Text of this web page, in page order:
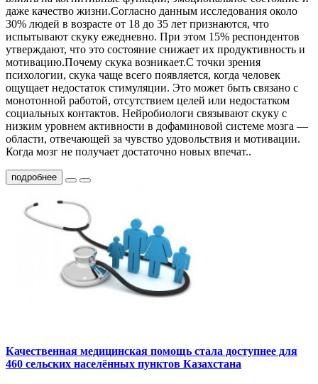
даже качество жизни.Согласно данным исследования около
30% людей в возрасте от 18 до 35 лет признаются, что
испытывают скуку ежедневно. При этом 15% респондентов
утверждают, что это состояние снижает их продуктивность и
мотивацию.Почему скука возникает.С точки зрения
психологии, скука чаще всего появляется, когда человек
ощущает недостаток стимуляции. Это может быть связано с
монотонной работой, отсутствием целей или недостатком
социальных контактов. Нейробиологи связывают скуку с
низким уровнем активности в дофаминовой системе мозга —
области, отвечающей за чувство удовольствия и мотивации.
Когда мозг не получает достаточно новых впечат..
подробнее
Качественная медицинская помощь стала доступнее для
460 сельских населённых пунктов Казахстана